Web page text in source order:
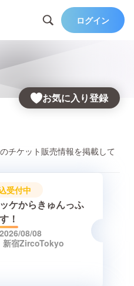
ログイン
お気に入り登録
チケット販売情報を掲載して
受付中
ケからきゅんっふ
！
2026/08/08
新宿ZircoTokyo